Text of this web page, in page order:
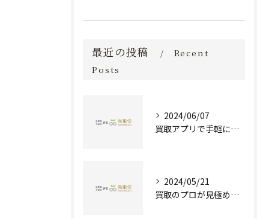
最近の投稿
Recent
Posts
2024/06/07
買取アプリで手軽に現金化！あなたの不要品が宝物に変わる方法とは？
2024/05/21
買取のプロが見極める！骨董品の価値と査定とは？